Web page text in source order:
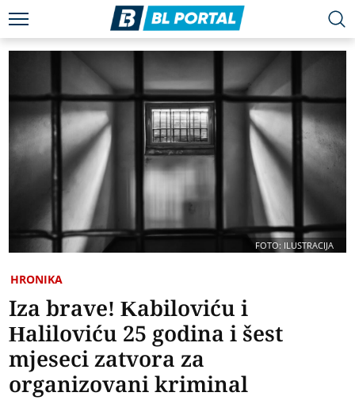
FOTO: ILUSTRACIJA
HRONIKA
Iza brave! Kabiloviću i
Haliloviću 25 godina i šest
mjeseci zatvora za
organizovani kriminal